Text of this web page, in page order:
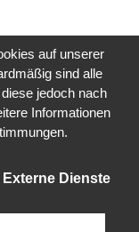
auf unserer
sind alle
jedoch nach
Informationen
Externe Dienste